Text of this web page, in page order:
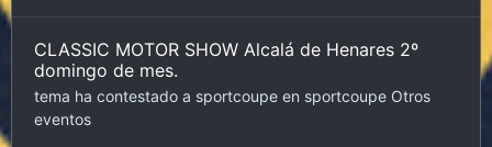
CLASSIC MOTOR SHOW Alcalá de Henares 2º
domingo de mes.
tema ha contestado a sportcoupe en sportcoupe Otros
eventos